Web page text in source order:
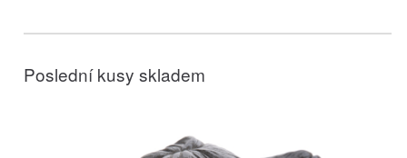
Poslední kusy skladem